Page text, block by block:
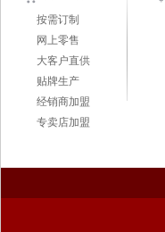
按需订制
网上零售
大客户直供
贴牌生产
经销商加盟
专卖店加盟